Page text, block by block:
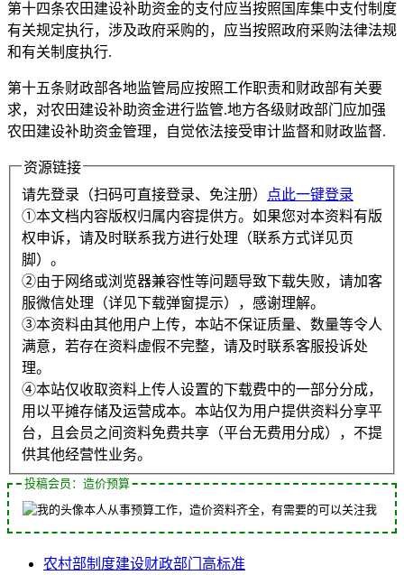
第十四条农田建设补助资金的支付应当按照国库集中支付制度
有关规定执行，涉及政府采购的，应当按照政府采购法律法规
和有关制度执行.
第十五条财政部各地监管局应按照工作职责和财政部有关要
求，对农田建设补助资金进行监管.地方各级财政部门应加强
农田建设补助资金管理，自觉依法接受审计监督和财政监督.
资源链接
请先登录（扫码可直接登录、免注册）
点此一键登录
①本文档内容版权归属内容提供方。如果您对本资料有版
权申诉，请及时联系我方进行处理（联系方式详见页
脚）。
②由于网络或浏览器兼容性等问题导致下载失败，请加客
服微信处理（详见下载弹窗提示），感谢理解。
③本资料由其他用户上传，本站不保证质量、数量等令人
满意，若存在资料虚假不完整，请及时联系客服投诉处
理。
④本站仅收取资料上传人设置的下载费中的一部分分成，
用以平摊存储及运营成本。本站仅为用户提供资料分享平
台，且会员之间资料免费共享（平台无费用分成），不提
供其他经营性业务。
投稿会员：造价预算
本人从事预算工作，造价资料齐全，有需要的可以关注我
农村部制度建设财政部门 高标准